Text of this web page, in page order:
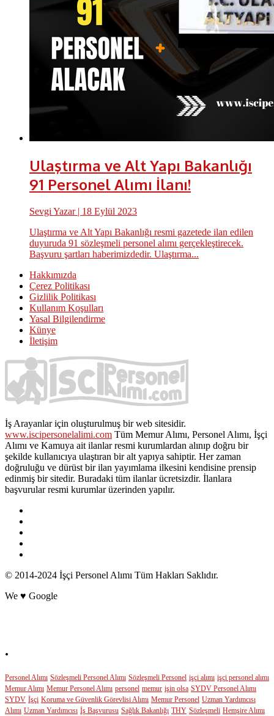
Ulaştırma ve Alt Yapı Bakanlığı
91 Personel Alımı İlanı!
Sevgi Yazar| 18 Eylül 2023
Ulaştırma ve Alt Yapı Bakanlığı resmi gazetede ilan edilen
duyuruda 91 sözleşmeli personel alımı gerçekleştirecek.
Başvuru şartları haberimizdedir. Ulaştırma...
Hakkımızda
Çerez Politikası
Gizlilik Politikası
Kullanım Koşulları
Yasal Bilgilendirme
Künye
İletişim
İş Arayanlar için oluşturulmuş bir web sitesidir.
www.iscipersonelalimi.com Tüm Memur Alımı, Personel Alımı, İşçi
Alımı ve Kamuya ait ilanlar resmi kurumlardan alınıp doğru bir
şekilde kullanıcıya ulaştıran bir alt yapıya sahiptir. Her zaman
doğruluğu ve dürüst bir ilan yayımlama ilkesini kendisine prensip
edinmiş bir sitedir. Buradaki tüm ilanlar ücretsizdir. İlanlara
başvurular resmi kurumlar üzerinden yapılır.
© 2014-2024 İşçi Personel Alımı Tüm Hakları Saklıdır.
We ♥ Google
.
Personel Alımı Sözleşmeli Personel Alımı Sözleşmeli Personel işçi alımı işçi personel alımı
Memur Alımı Memur Personel Alımı personel memur işin olsa SYDV Personel Alımı
SYDV İşçi Koruma ve Güvenlik Görevlisi Alımı Memur Personel Uzman Yardımcısı
Alımı Uzman Yardımcısı İş Başvurusu Sağlık Bakanlığı THY Sözleşmeli Hemşire Alımı